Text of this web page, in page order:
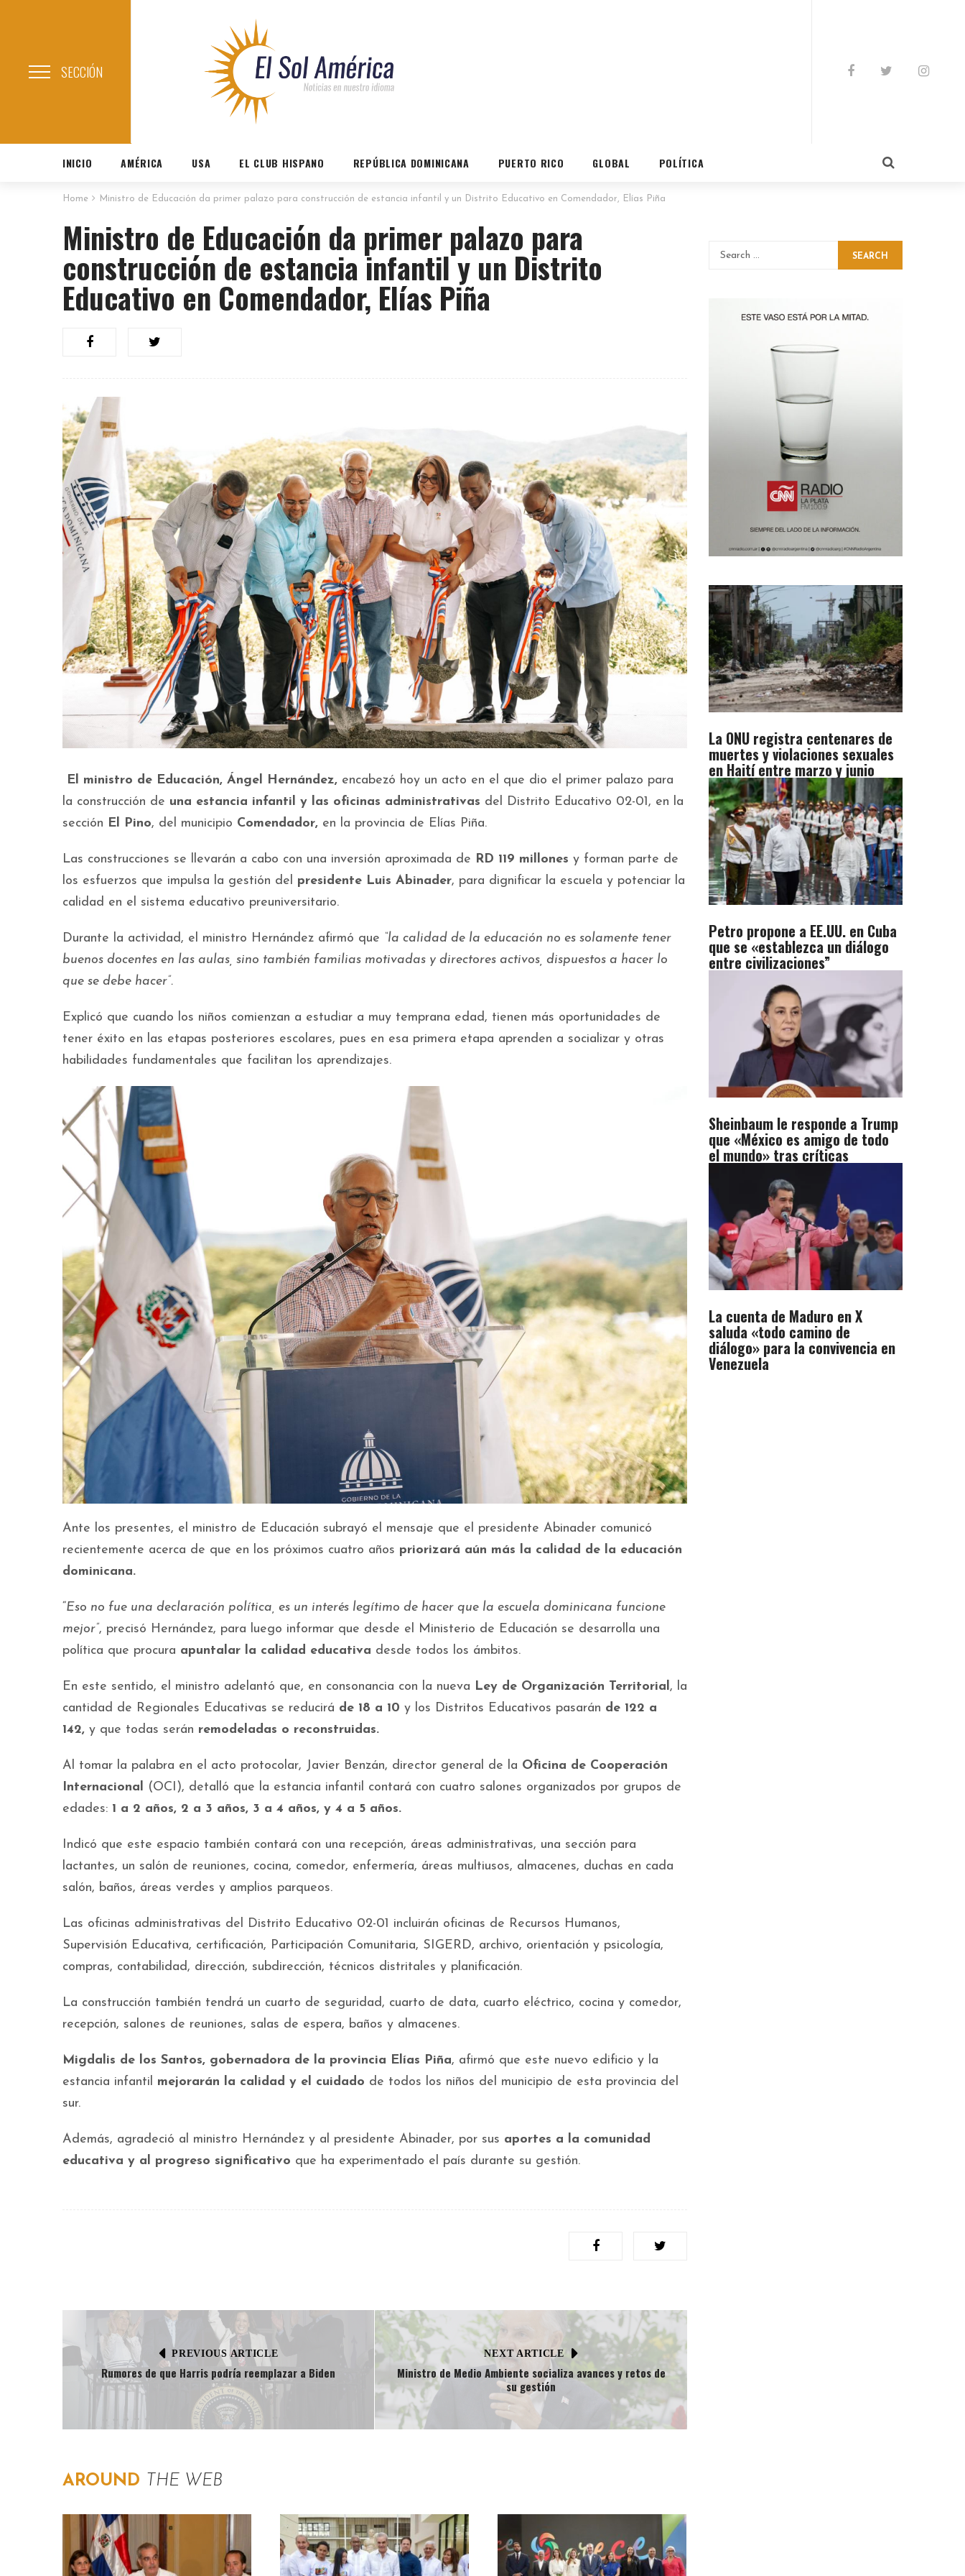
SECCIÓN
INICIO AMÉRICA USA EL CLUB HISPANO REPÚBLICA DOMINICANA PUERTO RICO GLOBAL POLÍTICA
Home Ministro de Educación da primer palazo para construcción de estancia infantil y un Distrito Educativo en Comendador, Elías Piña
Ministro de Educación da primer palazo para
construcción de estancia infantil y un Distrito
Educativo en Comendador, Elías Piña
El ministro de Educación, Ángel Hernández, encabezó hoy un acto en el que dio el primer palazo para
la construcción de una estancia infantil y las oficinas administrativas del Distrito Educativo 02-01, en la
sección El Pino, del municipio Comendador, en la provincia de Elías Piña.
Las construcciones se llevarán a cabo con una inversión aproximada de RD 119 millones y forman parte de
los esfuerzos que impulsa la gestión del presidente Luis Abinader, para dignificar la escuela y potenciar la
calidad en el sistema educativo preuniversitario.
Durante la actividad, el ministro Hernández afirmó que
“la calidad de la educación no es solamente tener
buenos docentes en las aulas, sino también familias motivadas y directores activos, dispuestos a hacer lo
que se debe hacer”.
Explicó que cuando los niños comienzan a estudiar a muy temprana edad, tienen más oportunidades de
tener éxito en las etapas posteriores escolares, pues en esa primera etapa aprenden a socializar y otras
habilidades fundamentales que facilitan los aprendizajes.
Ante los presentes, el ministro de Educación subrayó el mensaje que el presidente Abinader comunicó
recientemente acerca de que en los próximos cuatro años priorizará aún más la calidad de la educación
dominicana.
“Eso no fue una declaración política, es un interés legítimo de hacer que la escuela dominicana funcione
mejor”, precisó Hernández, para luego informar que desde el Ministerio de Educación se desarrolla una
política que procura apuntalar la calidad educativa desde todos los ámbitos.
En este sentido, el ministro adelantó que, en consonancia con la nueva Ley de Organización Territorial, la
cantidad de Regionales Educativas se reducirá de 18 a 10 y los Distritos Educativos pasarán de 122 a
142, y que todas serán remodeladas o reconstruidas.
Al tomar la palabra en el acto protocolar, Javier Benzán, director general de la Oficina de Cooperación
Internacional (OCI), detalló que la estancia infantil contará con cuatro salones organizados por grupos de
edades: 1 a 2 años, 2 a 3 años, 3 a 4 años, y 4 a 5 años.
Indicó que este espacio también contará con una recepción, áreas administrativas, una sección para
lactantes, un salón de reuniones, cocina, comedor, enfermería, áreas multiusos, almacenes, duchas en cada
salón, baños, áreas verdes y amplios parqueos.
Las oficinas administrativas del Distrito Educativo 02-01 incluirán oficinas de Recursos Humanos,
Supervisión Educativa, certificación, Participación Comunitaria, SIGERD, archivo, orientación y psicología,
compras, contabilidad, dirección, subdirección, técnicos distritales y planificación.
La construcción también tendrá un cuarto de seguridad, cuarto de data, cuarto eléctrico, cocina y comedor,
recepción, salones de reuniones, salas de espera, baños y almacenes.
Migdalis de los Santos, gobernadora de la provincia Elías Piña, afirmó que este nuevo edificio y la
estancia infantil mejorarán la calidad y el cuidado de todos los niños del municipio de esta provincia del
sur.
Además, agradeció al ministro Hernández y al presidente Abinader, por sus aportes a la comunidad
educativa y al progreso significativo que ha experimentado el país durante su gestión.
PREVIOUS ARTICLE
Rumores de que Harris podría reemplazar a Biden
NEXT ARTICLE
Ministro de Medio Ambiente socializa avances y retos de
su gestión
AROUND THE WEB
SEARCH
La ONU registra centenares de
muertes y violaciones sexuales
en Haití entre marzo y junio
Petro propone a EE.UU. en Cuba
que se «establezca un diálogo
entre civilizaciones”
Sheinbaum le responde a Trump
que «México es amigo de todo
el mundo» tras críticas
La cuenta de Maduro en X
saluda «todo camino de
diálogo» para la convivencia en
Venezuela